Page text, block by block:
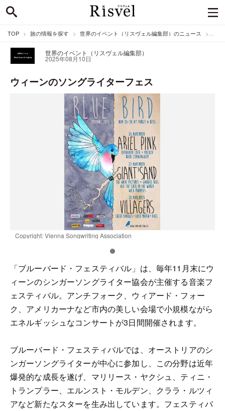
TOP 旅の情報を探す 世界のイベント（リスヴェル編集部）のニュース
世界のイベント（リスヴェル編集部）
2025年08月10日
ウィーンのソングライターフェス
Copyright: Vienna Songwriting Association
「ブルーバード・フェスティバル」は、毎年11月末にウ
ィーンのシンガーソングライター協会が主催する音楽フ
ェスティバル。アンチフォーク、ウィアード・フォー
ク、アメリカーナなど市内の美しい会場で小規模ながら
エネルギッシュなコンサートが3日間開催されます。
ブルーバード・フェスティバルでは、オーストリアのシ
ンガーソングライターが中心に参加し、この分野は近年
爆発的な成長を遂げ、マリリース・ヤクシュ、ティニ・
トランプラー、エルンスト・モルデン、クララ・ルツィ
アなど新たなスターを生み出しています。フェスティバ